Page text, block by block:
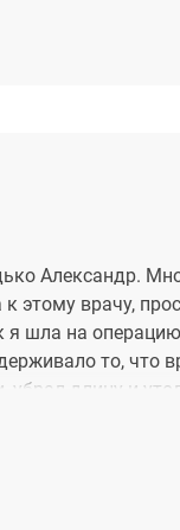
Александр.
этому врачу,
я шла на
то, что
длину и